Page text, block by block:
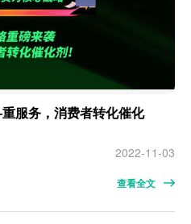
服务，消费者转化催化
2022-11-03
查看全文